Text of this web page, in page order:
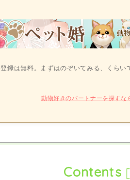
登録は無料。まずはのぞいてみる、くらい
動物好きのパートナーを探すな
Contents [